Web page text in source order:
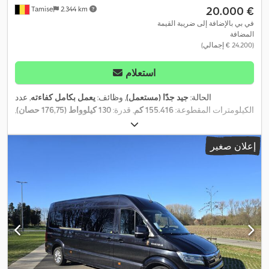
Tamise 2.344 km ‏20.000 €
في بي بالإضافة إلى ضريبة القيمة
المضافة
(‏24.200 € إجمالي)
استعلام
الحالة:جيد جدًا (مستعمل), وظائف:يعمل بكامل كفاءته, عدد
الكيلومترات المقطوعة:155.416 كم , قدرة:130 كيلوواط (176,75 حصان)
,
, نوع الوقود:ديزل
نوع التروس:تلقائي, عدد المقاعد:7 , معدات:Android Auto, Apple
للانغلاق (ABS), نظام الملاحة, وسادة هوائية, وصلات المقطورة
إعلان صغير